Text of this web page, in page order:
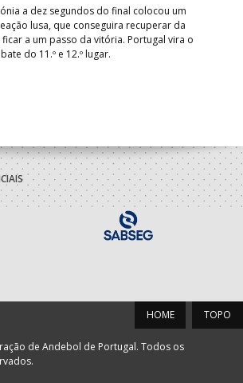
a dez segundos do final colocou um
lusa, que conseguira recuperar da
a um passo da vitória. Portugal vira o
do 11.º e 12.º lugar.
TOPO
HOME
de Andebol de Portugal. Todos os